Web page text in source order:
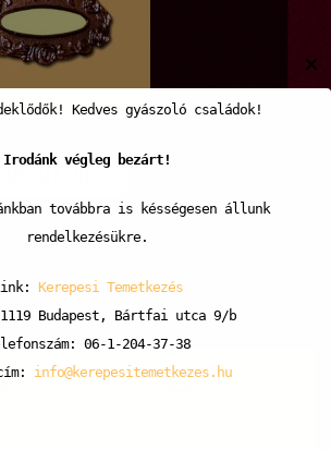
✕
Kedves gyászoló családok!
Irodánk végleg bezárt!
továbbra is késségesen állunk
rendelkezésükre.
Kerepesi Temetkezés
1119 Budapest, Bártfai utca 9/b
06-1-204-37-38
info@kerepesitemetkezes.hu